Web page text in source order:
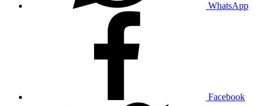
WhatsApp
Facebook